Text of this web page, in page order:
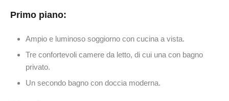
Primo piano:
Ampio e luminoso soggiorno con cucina a vista.
Tre confortevoli camere da letto, di cui una con bagno
privato.
Un secondo bagno con doccia moderna.